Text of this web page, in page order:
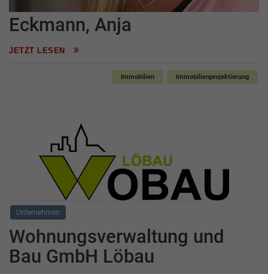
Eckmann, Anja
JETZT LESEN
Immobilien Immobilienprojektierung
Unternehmen
Wohnungsverwaltung und
Bau GmbH Löbau